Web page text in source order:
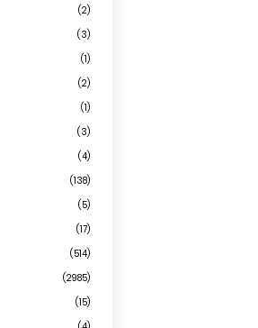
(2)
(3)
(1)
(2)
(1)
(3)
(4)
(138)
(5)
(17)
(514)
(2985)
(15)